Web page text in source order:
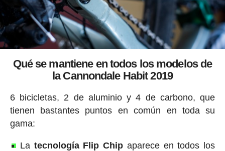
Qué se mantiene en todos los modelos de
la Cannondale Habit 2019
6 bicicletas, 2 de aluminio y 4 de carbono, que
tienen bastantes puntos en común en toda su
gama:
La tecnología Flip Chip aparece en todos los